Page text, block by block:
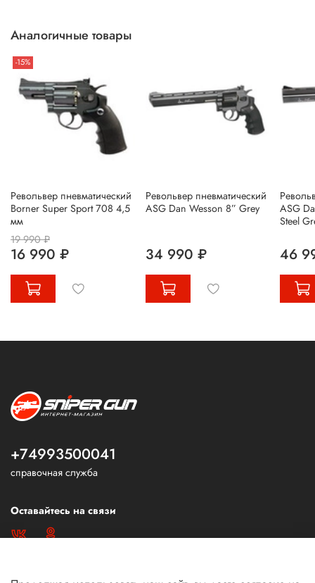
Аналогичные товары
-15%
Револьвер пневматический
Borner Super Sport 708 4,5
мм
19 990 ₽
16 990 ₽
Револьвер пневматический
ASG Dan Wesson 8” Grey
34 990 ₽
ASG
Steel
46
+74993500041
справочная служба
Оставайтесь на связи